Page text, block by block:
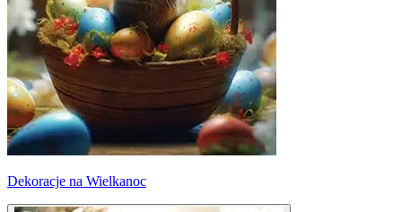
Dekoracje na Wielkanoc